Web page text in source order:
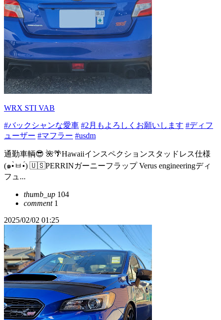
WRX STI VAB
#バックシャンな愛車 #2月もよろしくお願いします #ディフ
ューザー #マフラー #usdm
通勤車輌😎 🌺🌴Hawaiiインスペクションスタッドレス仕様
(๑•̀ㅂ•́) 🇺🇸PERRINガーニーフラップ Verus engineeringディ
フュ...
thumb_up 104
comment1
2025/02/02 01:25